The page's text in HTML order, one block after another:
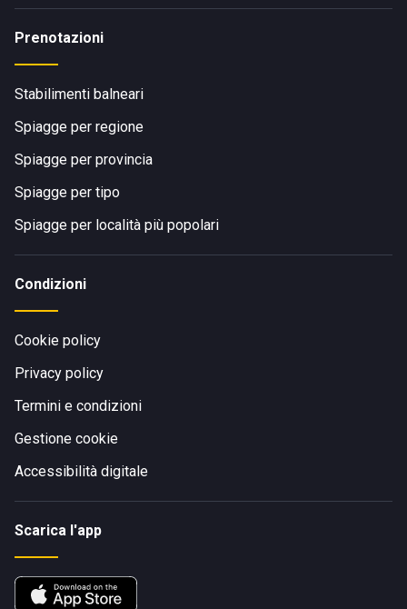
Prenotazioni
Stabilimenti balneari
Spiagge per regione
Spiagge per provincia
Spiagge per tipo
Spiagge per località più popolari
Condizioni
Cookie policy
Privacy policy
Termini e condizioni
Gestione cookie
Accessibilità digitale
Scarica l'app